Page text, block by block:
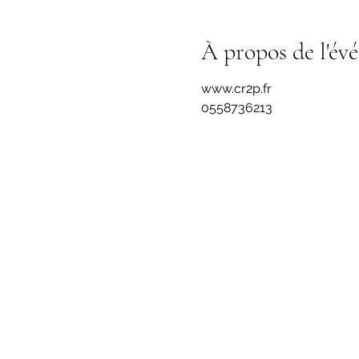
À propos de
www.cr2p.fr
0558736213